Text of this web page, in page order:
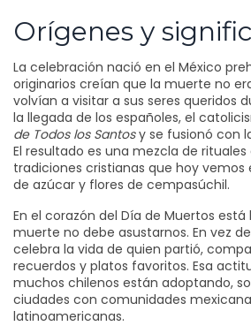
Orígenes y
La celebración nació en el México
originarios creían que la muerte no
volvían a visitar a sus seres queridos
la llegada de los españoles, el
de Todos los Santosy se fusionó con
El resultado es una mezcla de
tradiciones cristianas que hoy vemos
de azúcar y flores de cempasúchil.
En el corazón del Día de Muertos está
muerte no debe asustarnos. En vez
celebra la vida de quien partió,
recuerdos y platos favoritos. Esa
muchos chilenos están adoptando,
ciudades con comunidades
latinoamericanas.